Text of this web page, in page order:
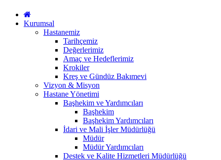
Kurumsal
Hastanemiz
Tarihçemiz
Değerlerimiz
Amaç ve Hedeflerimiz
Krokiler
Kreş ve Gündüz Bakımevi
Vizyon & Misyon
Hastane Yönetimi
Başhekim ve Yardımcıları
Başhekim
Başhekim Yardımcıları
İdari ve Mali İşler Müdürlüğü
Müdür
Müdür Yardımcıları
Destek ve Kalite Hizmetleri Müdürlüğü